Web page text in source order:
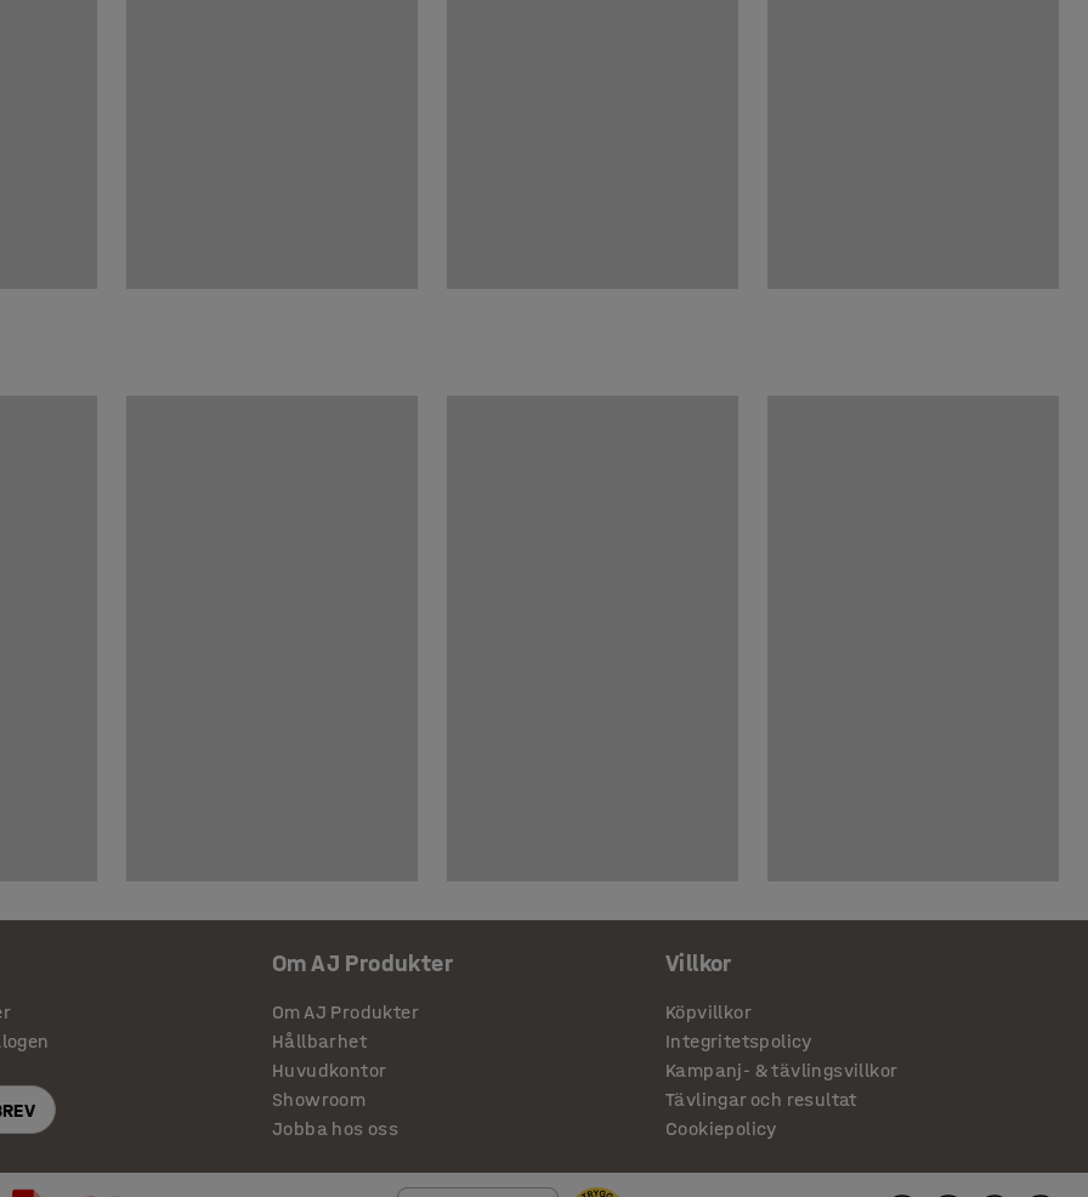
Om AJ Produkter
Om AJ Produkter
Hållbarhet
Huvudkontor
Showroom
Jobba hos oss
Villkor
Köpvillkor
Integritetspolicy
Kampanj- & tävlingsvillkor
Tävlingar och resultat
Cookiepolicy